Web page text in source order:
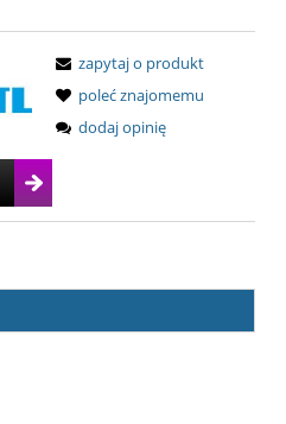
zapytaj o produkt
poleć znajomemu
dodaj opinię